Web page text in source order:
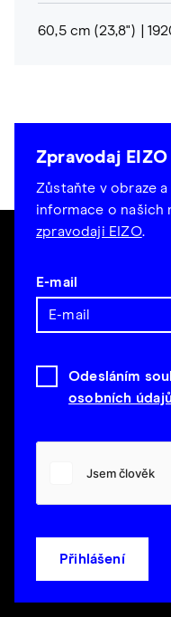
60,5 cm (23,8")
Zpravodaj EIZO
Zůstaňte v obraze
informace o našich
zpravodaji EIZO.
E-mail
Odesláním
osobních
Přihlášení